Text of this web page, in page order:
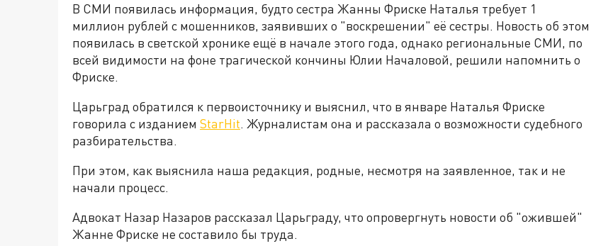
В СМИ появилась информация, будто сестра Жанны Фриске Наталья требует 1
миллион рублей с мошенников, заявивших о "воскрешении" её сестры. Новость об этом
появилась в светской хронике ещё в начале этого года, однако региональные СМИ, по
всей видимости на фоне трагической кончины Юлии Началовой, решили напомнить о
Фриске.
Царьград обратился к первоисточнику и выяснил, что в январе Наталья Фриске
говорила с изданием StarHit. Журналистам она и рассказала о возможности судебного
разбирательства.
При этом, как выяснила наша редакция, родные, несмотря на заявленное, так и не
начали процесс.
Адвокат Назар Назаров рассказал Царьграду, что опровергнуть новости об "ожившей"
Жанне Фриске не составило бы труда.